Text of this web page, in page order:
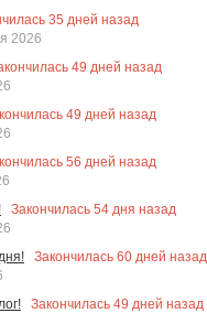
35 дней назад
2026
49 дней назад
49 дней назад
56 дней назад
Закончилась 54 дня назад
Закончилась 60 дней назад
Закончилась 49 дней назад